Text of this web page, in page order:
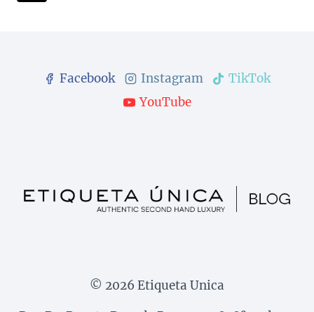
Facebook Instagram
TikTok
YouTube
© 2026 Etiqueta Unica